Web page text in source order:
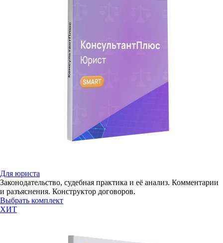
Для юриста
Законодательство, судебная практика и её анализ. Комментарии
и разъяснения. Конструктор договоров.
Выбрать комплект
ХИТ